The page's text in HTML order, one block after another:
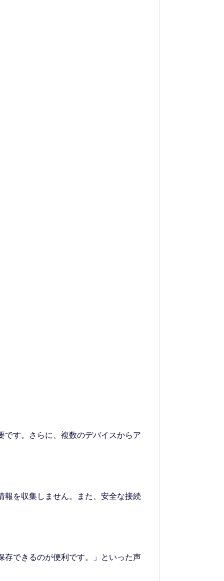
す。さらに、複数のデバイスからア
報を収集しません。また、安全な接続
存できるのが便利です。」といった声